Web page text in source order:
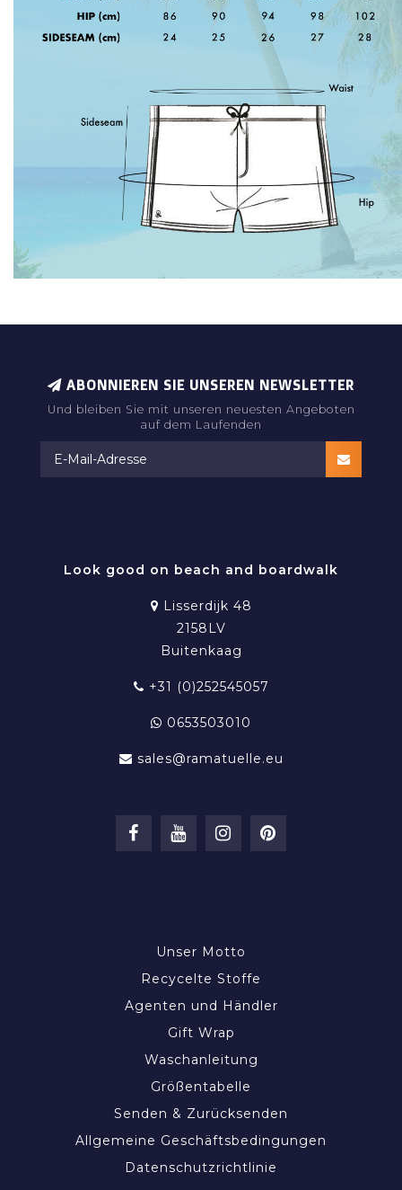
ABONNIEREN SIE UNSEREN NEWSLETTER
Und bleiben Sie mit unseren neuesten Angeboten
auf dem Laufenden
Look good on beach and boardwalk
Lisserdijk 48
2158LV
Buitenkaag
+31 (0)252545057
0653503010
sales@ramatuelle.eu
Unser Motto
Recycelte Stoffe
Agenten und Händler
Gift Wrap
Waschanleitung
Größentabelle
Senden & Zurücksenden
Allgemeine Geschäftsbedingungen
Datenschutzrichtlinie